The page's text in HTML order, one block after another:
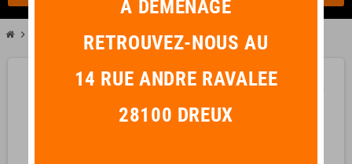
chevron_right Du Solfege Sur la F.M. 440.2 - Lecture / Rythme - Elève
A DEMENAGE
RETROUVEZ-NOUS AU
14 RUE ANDRE RAVALEE
28100 DREUX